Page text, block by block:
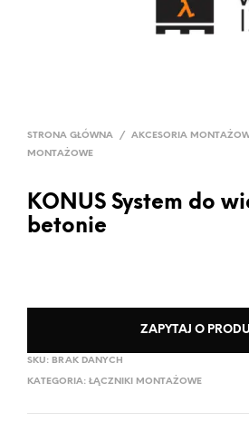
STRONA GŁÓWNA / AKCESORIA
MONTAŻOWE
KONUS System do
betonie
ZAPYTAJ O
SKU: BRAK DANYCH
KATEGORIA: ŁĄCZNIKI MONTAŻOWE